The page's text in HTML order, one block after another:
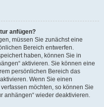
anfügen?
müssen Sie zunächst eine
Bereich entwerfen.
haben, können Sie in
aktivieren. Sie können eine
persönlichen Bereich das
Wenn Sie einen
möchten, so können Sie
anhängen“ wieder deaktivieren.